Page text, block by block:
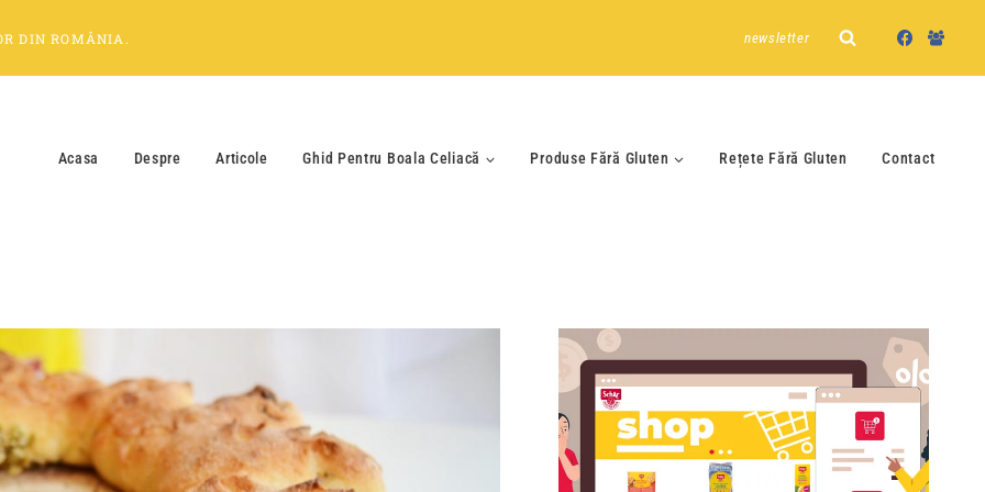
DIN ROMÂNIA . newsletter
Acasa Despre Articole Ghid Pentru Boala Celiacă Produse Fără Gluten Rețete Fără Gluten Contact